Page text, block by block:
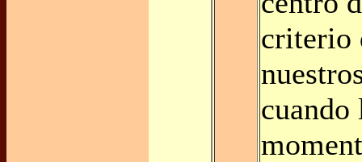
criterio
cuando